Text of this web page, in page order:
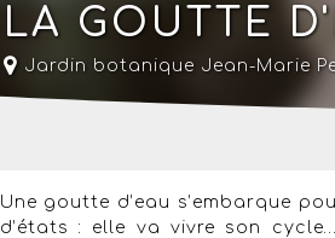
LA GOUTTE
Jardin botanique Jean-Marie
Une goutte d’eau s’embarque
d’états : elle va vivre son